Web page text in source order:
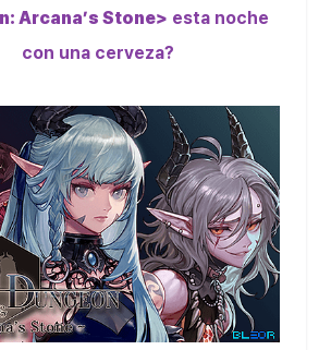
Arcana’s Stone> esta noche
con una cerveza?